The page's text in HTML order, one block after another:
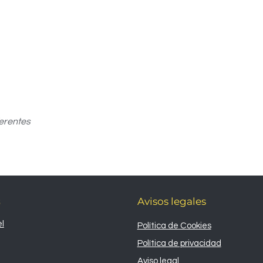
Avisos legales
Política de Cookies
Política de privacidad
Aviso legal